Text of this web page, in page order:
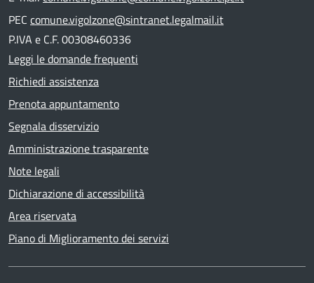
PEC comune.vigolzone@sintranet.legalmail.it
P.IVA e C.F. 00308460336
Leggi le domande frequenti
Richiedi assistenza
Prenota appuntamento
Segnala disservizio
Amministrazione trasparente
Note legali
Dichiarazione di accessibilità
Area riservata
Piano di Miglioramento dei servizi